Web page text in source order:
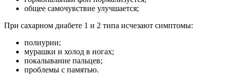
общее самочувствие улучшается;
При сахарном диабете 1 и 2 типа исчезают симптомы:
полиурии;
мурашки и холод в ногах;
покалывание пальцев;
проблемы с памятью.